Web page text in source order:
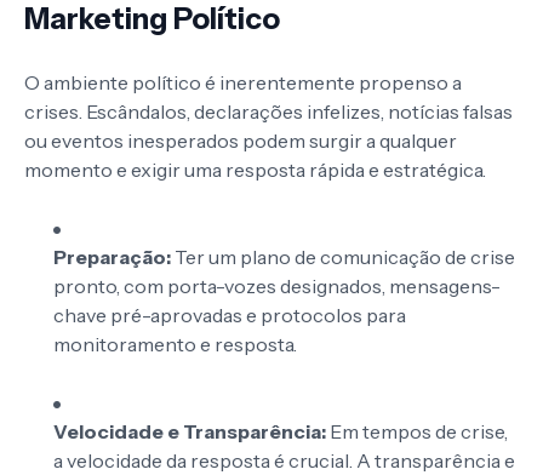
Marketing Político
O ambiente político é inerentemente propenso a
crises. Escândalos, declarações infelizes, notícias falsas
ou eventos inesperados podem surgir a qualquer
momento e exigir uma resposta rápida e estratégica.
Preparação: Ter um plano de comunicação de crise
pronto, com porta-vozes designados, mensagens-
chave pré-aprovadas e protocolos para
monitoramento e resposta.
Velocidade e Transparência: Em tempos de crise,
a velocidade da resposta é crucial. A transparência e